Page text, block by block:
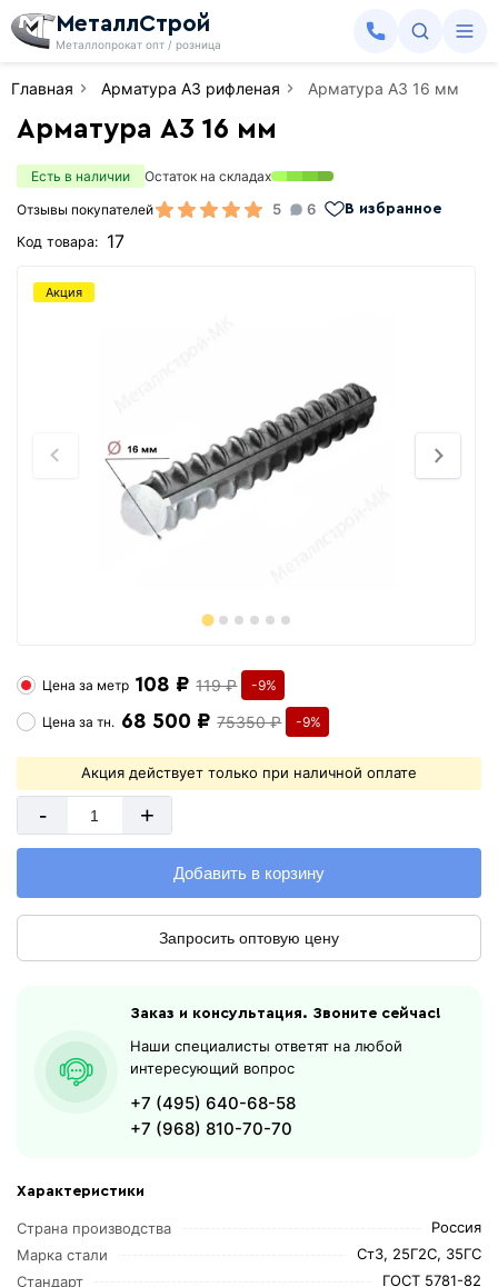
МеталлСтрой
Металлопрокат опт / розница
Главная Арматура А3 рифленая Арматура А3 16 мм
Арматура А3 16 мм
Есть в наличии
Остаток на складах
Отзывы покупателей
5 6 В избранное
Код товара: 17
Акция
Характеристики
Страна производства
Россия
Марка стали
Ст3, 25Г2С, 35ГС
Стандарт
ГОСТ 5781-82
Цена за метр 108 ₽ 119 ₽ -9%
Цена затн. 68 500 ₽ 75350 ₽ -9%
Акция действует только при наличной оплате
- +
Добавить в корзину
Запросить оптовую цену
Заказ и консультация. Звоните сейчас!
Наши специалисты ответят на любой
интересующий вопрос
+7 (495) 640-68-58
+7 (968) 810-70-70